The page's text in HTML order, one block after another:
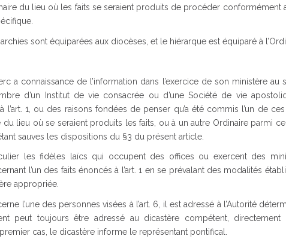
du lieu où les faits se seraient produits de procéder conformément
sont équiparées aux diocèses, et le hiérarque est équiparé à
a connaissance de l’information dans l’exercice de son ministère au
d’un Institut de vie consacrée ou d’une Société de vie
l’art. 1, ou des raisons fondées de penser qu’a été commis l’un de
du lieu où se seraient produits les faits, ou à un autre Ordinaire parmi
sauves les dispositions du §3 du présent article.
les fidèles laïcs qui occupent des offices ou exercent des
l’un des faits énoncés à l’art. 1 en se prévalant des modalités
appropriée.
l’une des personnes visées à l’art. 6, il est adressé à l’Autorité
peut toujours être adressé au dicastère compétent, directement
cas, le dicastère informe le représentant pontifical.